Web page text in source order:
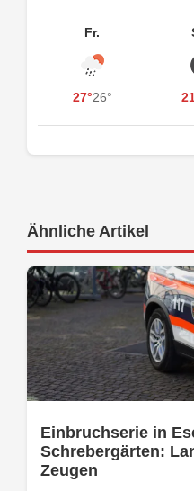
Fr.
27°26°
Ähnliche Artikel
Einbruchserie in
Schrebergärten:
Zeugen